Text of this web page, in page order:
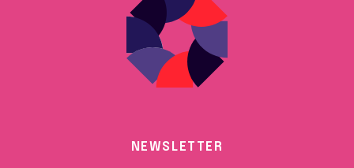
NEWSLETTER